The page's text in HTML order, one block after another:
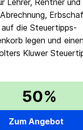
Lehrer, Rentner und
auf die Steuertipps-
legen und einen
Kluwer
50%
Zum Angebot